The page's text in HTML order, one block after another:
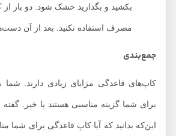
بکشید و بگذارید خشک شود. دو بار از کاپ
مصرف استفاده نکنید. بعد از آن دست‌های
جمع‌بندی
کاپ‌های قاعدگی مزایای زیادی دارند. شما باید
برای شما گزینه مناسبی هستند یا خیر. گفته
این‌که بدانید که آیا کاپ قاعدگی برای شما